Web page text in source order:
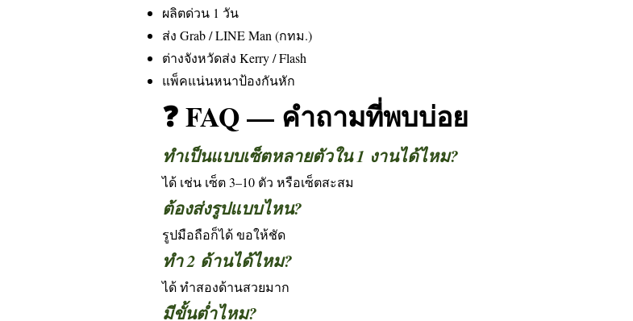
ผลิตด่วน 1 วัน
ส่ง Grab / LINE Man (กทม.)
ต่างจังหวัดส่ง Kerry / Flash
แพ็คแน่นหนาป้องกันหัก
❓ FAQ — คำถามที่พบบ่อย
ทำเป็นแบบเซ็ตหลายตัวใน 1 งานได้ไหม?
ได้ เช่น เซ็ต 3–10 ตัว หรือเซ็ตสะสม
ต้องส่งรูปแบบไหน?
รูปมือถือก็ได้ ขอให้ชัด
ทำ 2 ด้านได้ไหม?
ได้ ทำสองด้านสวยมาก
มีขั้นต่ำไหม?